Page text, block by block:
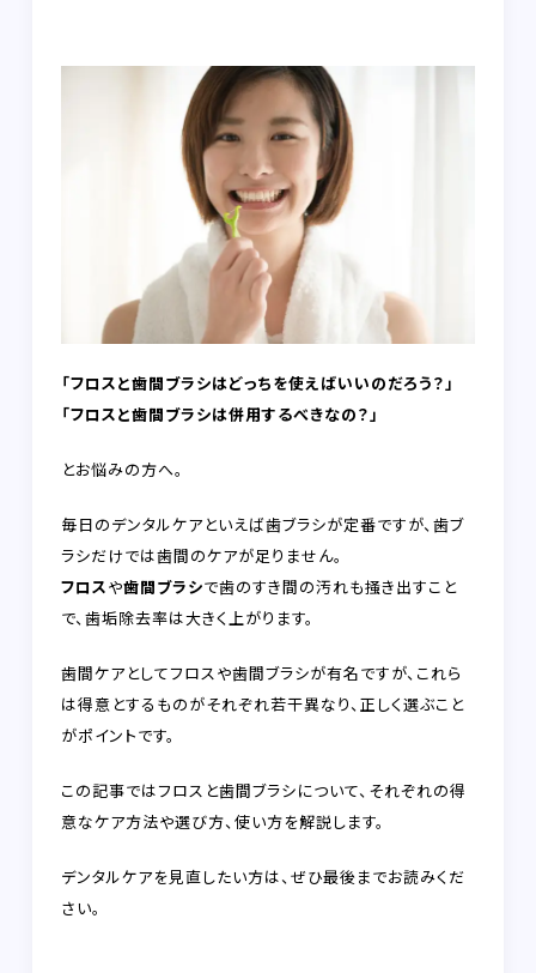
RECRUIT
CONTACT on-line shop
「フロスと歯間ブラシはどっちを使えばいいのだろう？」
「フロスと歯間ブラシは併用するべきなの？」
とお悩みの方へ。
毎日のデンタルケアといえば歯ブラシが定番ですが、歯ブ
ラシだけでは歯間のケアが足りません。
フロスや歯間ブラシで歯のすき間の汚れも掻き出すこと
で、歯垢除去率は大きく上がります。
歯間ケアとしてフロスや歯間ブラシが有名ですが、これら
は得意とするものがそれぞれ若干異なり、正しく選ぶこと
がポイントです。
この記事ではフロスと歯間ブラシについて、それぞれの得
意なケア方法や選び方、使い方を解説します。
デンタルケアを見直したい方は、ぜひ最後までお読みくだ
さい。